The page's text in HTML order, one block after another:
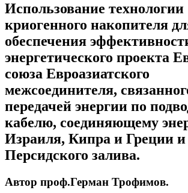
Использование технологии
криогенного накопителя
обеспечения
энергетического проекта
союза Евроазиатского
межсоединителя,
передачей энергии по
кабелю, соединяющему
Израиля, Кипра и Греции
Персидского залива.
Автор проф.Герман Трофимов.